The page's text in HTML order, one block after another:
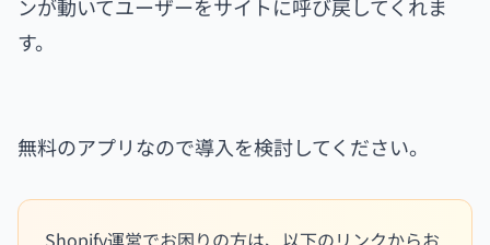
ンが動いてユーザーをサイトに呼び戻してくれま
す。
無料のアプリなので導入を検討してください。